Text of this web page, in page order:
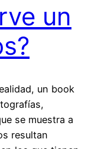
un
un book
se muestra a
resultan